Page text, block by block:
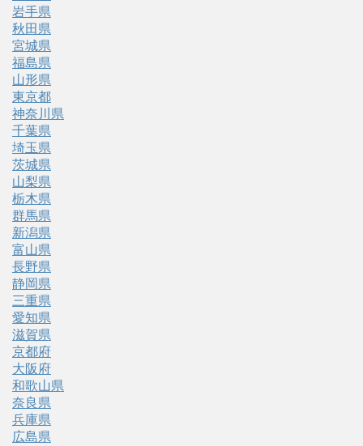
岩手県
秋田県
宮城県
福島県
山形県
東京都
神奈川県
千葉県
埼玉県
茨城県
山梨県
栃木県
群馬県
新潟県
富山県
長野県
静岡県
三重県
愛知県
滋賀県
京都府
大阪府
和歌山県
奈良県
兵庫県
広島県